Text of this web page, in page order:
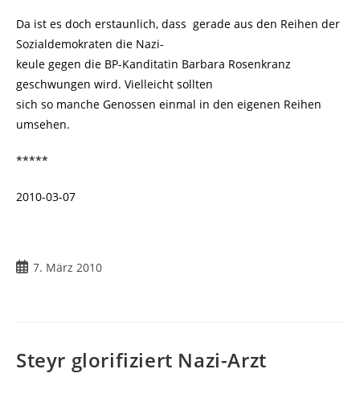
Da ist es doch erstaunlich, dass gerade aus den Reihen der
Sozialdemokraten die Nazi-
keule gegen die BP-Kanditatin Barbara Rosenkranz
geschwungen wird. Vielleicht sollten
sich so manche Genossen einmal in den eigenen Reihen
umsehen.
*****
2010-03-07
Beitrag
7. März 2010
Steyr glorifiziert Nazi-Arzt